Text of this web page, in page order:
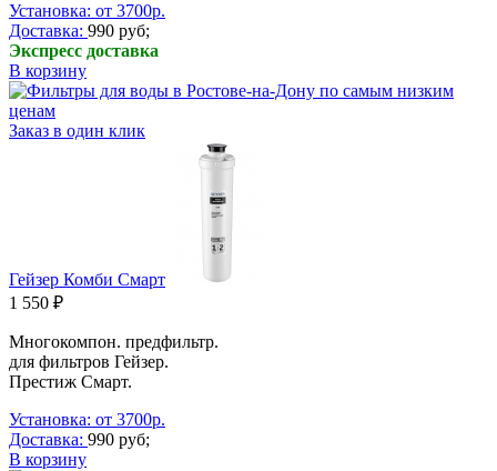
Установка: от 3700р.
Доставка: 990 руб;
Экспресс доставка
В корзину
Заказ в один клик
Гейзер Комби Смарт
1 550 ₽
Многокомпон. предфильтр.
для фильтров Гейзер.
Престиж Смарт.
Установка: от 3700р.
Доставка: 990 руб;
В корзину